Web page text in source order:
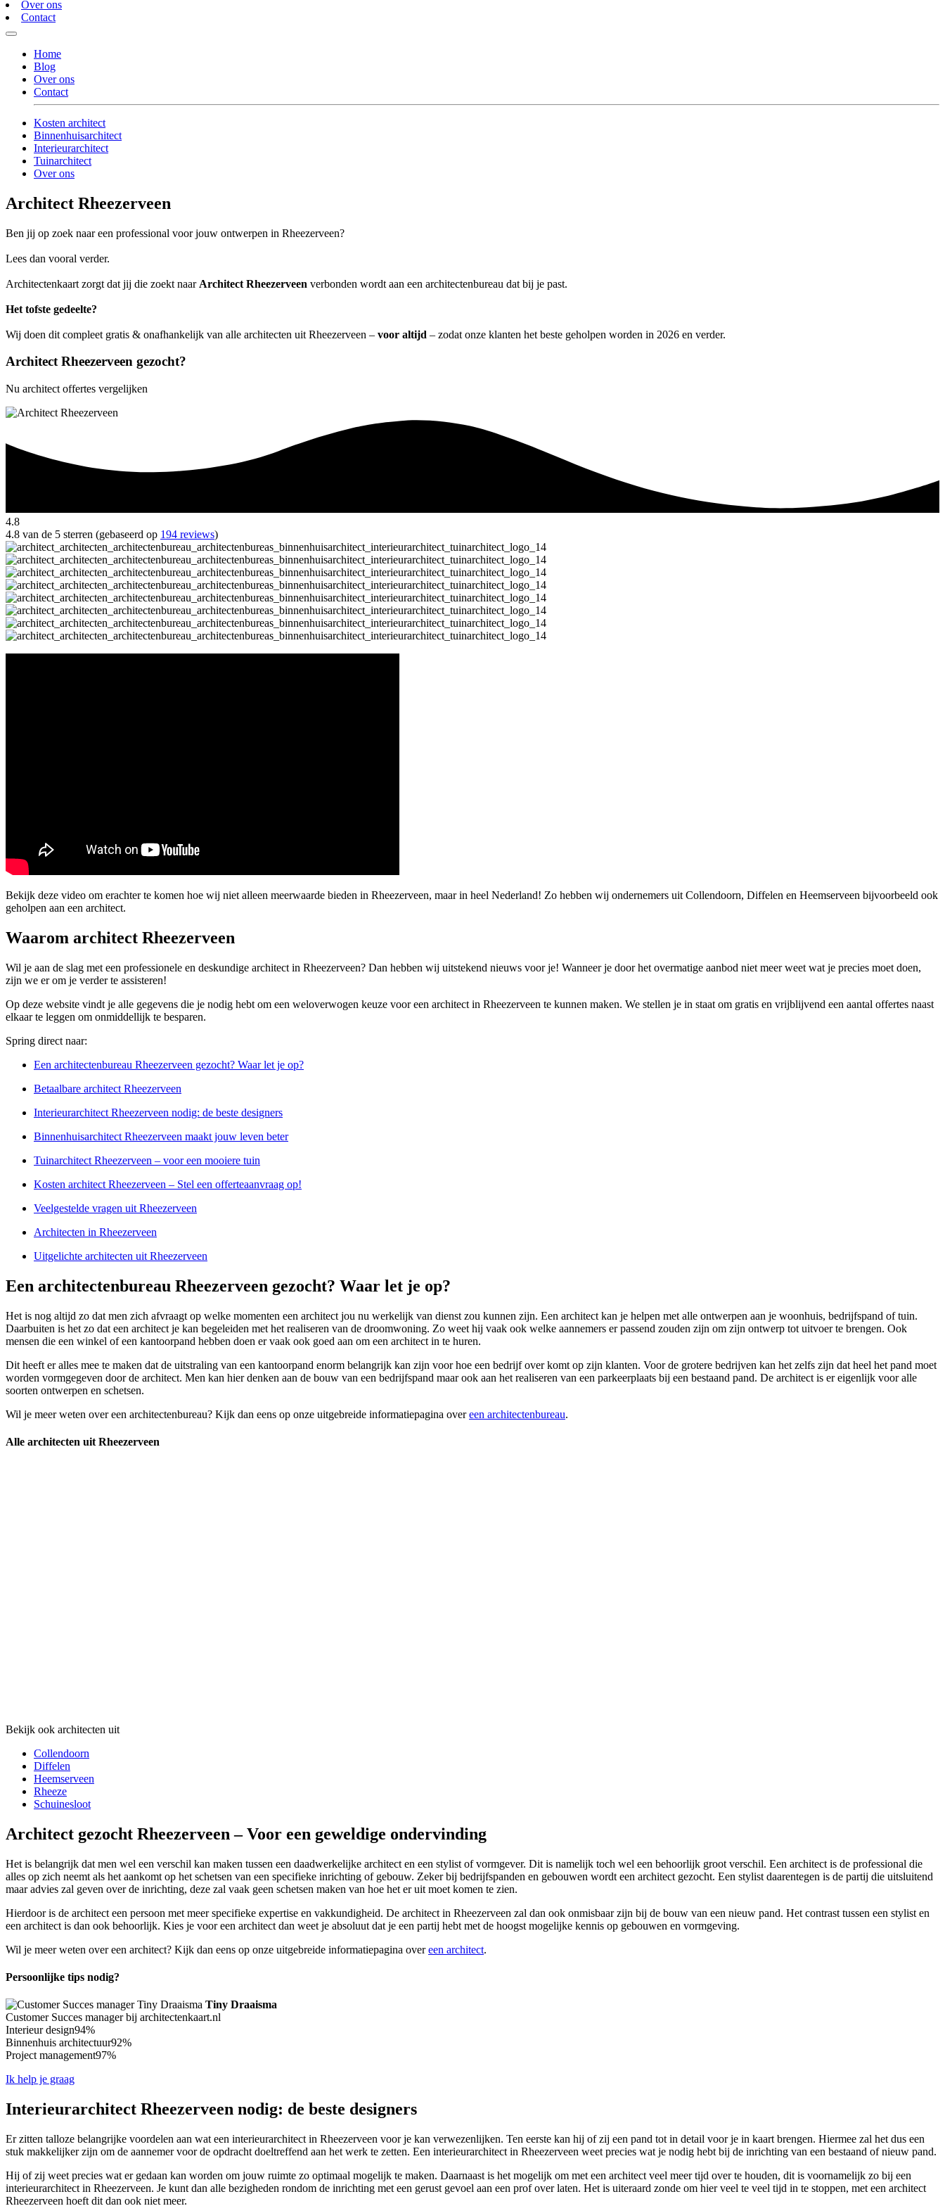
Over ons
Contact
Home
Blog
Over ons
Contact
Kosten architect
Binnenhuisarchitect
Interieurarchitect
Tuinarchitect
Over ons
Architect Rheezerveen
Ben jij op zoek naar een professional voor jouw ontwerpen in Rheezerveen?
Lees dan vooral verder.
Architectenkaart zorgt dat jij die zoekt naar Architect Rheezerveen verbonden wordt aan een architectenbureau dat bij je past.
Het tofste gedeelte?
Wij doen dit compleet gratis & onafhankelijk van alle architecten uit Rheezerveen – voor altijd – zodat onze klanten het beste geholpen worden in 2026 en verder.
Architect Rheezerveen gezocht?
Nu architect offertes vergelijken
4.8
4.8 van de 5 sterren (gebaseerd op 194 reviews)
Bekijk deze video om erachter te komen hoe wij niet alleen meerwaarde bieden in Rheezerveen, maar in heel Nederland! Zo hebben wij ondernemers uit Collendoorn, Diffelen en Heemserveen bijvoorbeeld ook
geholpen aan een architect.
Waarom architect Rheezerveen
Wil je aan de slag met een professionele en deskundige architect in Rheezerveen? Dan hebben wij uitstekend nieuws voor je! Wanneer je door het overmatige aanbod niet meer weet wat je precies moet doen,
zijn we er om je verder te assisteren!
Op deze website vindt je alle gegevens die je nodig hebt om een weloverwogen keuze voor een architect in Rheezerveen te kunnen maken. We stellen je in staat om gratis en vrijblijvend een aantal offertes naast
elkaar te leggen om onmiddellijk te besparen.
Spring direct naar:
Een architectenbureau Rheezerveen gezocht? Waar let je op?
Betaalbare architect Rheezerveen
Interieurarchitect Rheezerveen nodig: de beste designers
Binnenhuisarchitect Rheezerveen maakt jouw leven beter
Tuinarchitect Rheezerveen – voor een mooiere tuin
Kosten architect Rheezerveen – Stel een offerteaanvraag op!
Veelgestelde vragen uit Rheezerveen
Architecten in Rheezerveen
Uitgelichte architecten uit Rheezerveen
Een architectenbureau Rheezerveen gezocht? Waar let je op?
Het is nog altijd zo dat men zich afvraagt op welke momenten een architect jou nu werkelijk van dienst zou kunnen zijn. Een architect kan je helpen met alle ontwerpen aan je woonhuis, bedrijfspand of tuin.
Daarbuiten is het zo dat een architect je kan begeleiden met het realiseren van de droomwoning. Zo weet hij vaak ook welke aannemers er passend zouden zijn om zijn ontwerp tot uitvoer te brengen. Ook
mensen die een winkel of een kantoorpand hebben doen er vaak ook goed aan om een architect in te huren.
Dit heeft er alles mee te maken dat de uitstraling van een kantoorpand enorm belangrijk kan zijn voor hoe een bedrijf over komt op zijn klanten. Voor de grotere bedrijven kan het zelfs zijn dat heel het pand moet
worden vormgegeven door de architect. Men kan hier denken aan de bouw van een bedrijfspand maar ook aan het realiseren van een parkeerplaats bij een bestaand pand. De architect is er eigenlijk voor alle
soorten ontwerpen en schetsen.
Wil je meer weten over een architectenbureau? Kijk dan eens op onze uitgebreide informatiepagina overeen architectenbureau.
Alle architecten uit Rheezerveen
Bekijk ook architecten uit
Collendoorn
Diffelen
Heemserveen
Rheeze
Schuinesloot
Architect gezocht Rheezerveen – Voor een geweldige ondervinding
Het is belangrijk dat men wel een verschil kan maken tussen een daadwerkelijke architect en een stylist of vormgever. Dit is namelijk toch wel een behoorlijk groot verschil. Een architect is de professional die
alles op zich neemt als het aankomt op het schetsen van een specifieke inrichting of gebouw. Zeker bij bedrijfspanden en gebouwen wordt een architect gezocht. Een stylist daarentegen is de partij die uitsluitend
maar advies zal geven over de inrichting, deze zal vaak geen schetsen maken van hoe het er uit moet komen te zien.
Hierdoor is de architect een persoon met meer specifieke expertise en vakkundigheid. De architect in Rheezerveen zal dan ook onmisbaar zijn bij de bouw van een nieuw pand. Het contrast tussen een stylist en
een architect is dan ook behoorlijk. Kies je voor een architect dan weet je absoluut dat je een partij hebt met de hoogst mogelijke kennis op gebouwen en vormgeving.
Wil je meer weten over een architect? Kijk dan eens op onze uitgebreide informatiepagina overeen architect.
Persoonlijke tips nodig?
Tiny Draaisma
Customer Succes manager bij architectenkaart.nl
Interieur design94%
Binnenhuis architectuur92%
Project management97%
Ik help je graag
Interieurarchitect Rheezerveen nodig: de beste designers
Er zitten talloze belangrijke voordelen aan wat een interieurarchitect in Rheezerveen voor je kan verwezenlijken. Ten eerste kan hij of zij een pand tot in detail voor je in kaart brengen. Hiermee zal het dus een
stuk makkelijker zijn om de aannemer voor de opdracht doeltreffend aan het werk te zetten. Een interieurarchitect in Rheezerveen weet precies wat je nodig hebt bij de inrichting van een bestaand of nieuw pand.
Hij of zij weet precies wat er gedaan kan worden om jouw ruimte zo optimaal mogelijk te maken. Daarnaast is het mogelijk om met een architect veel meer tijd over te houden, dit is voornamelijk zo bij een
interieurarchitect in Rheezerveen. Je kunt dan alle bezigheden rondom de inrichting met een gerust gevoel aan een prof over laten. Het is uiteraard zonde om hier veel te veel tijd in te stoppen, met een architect
Rheezerveen hoeft dit dan ook niet meer.